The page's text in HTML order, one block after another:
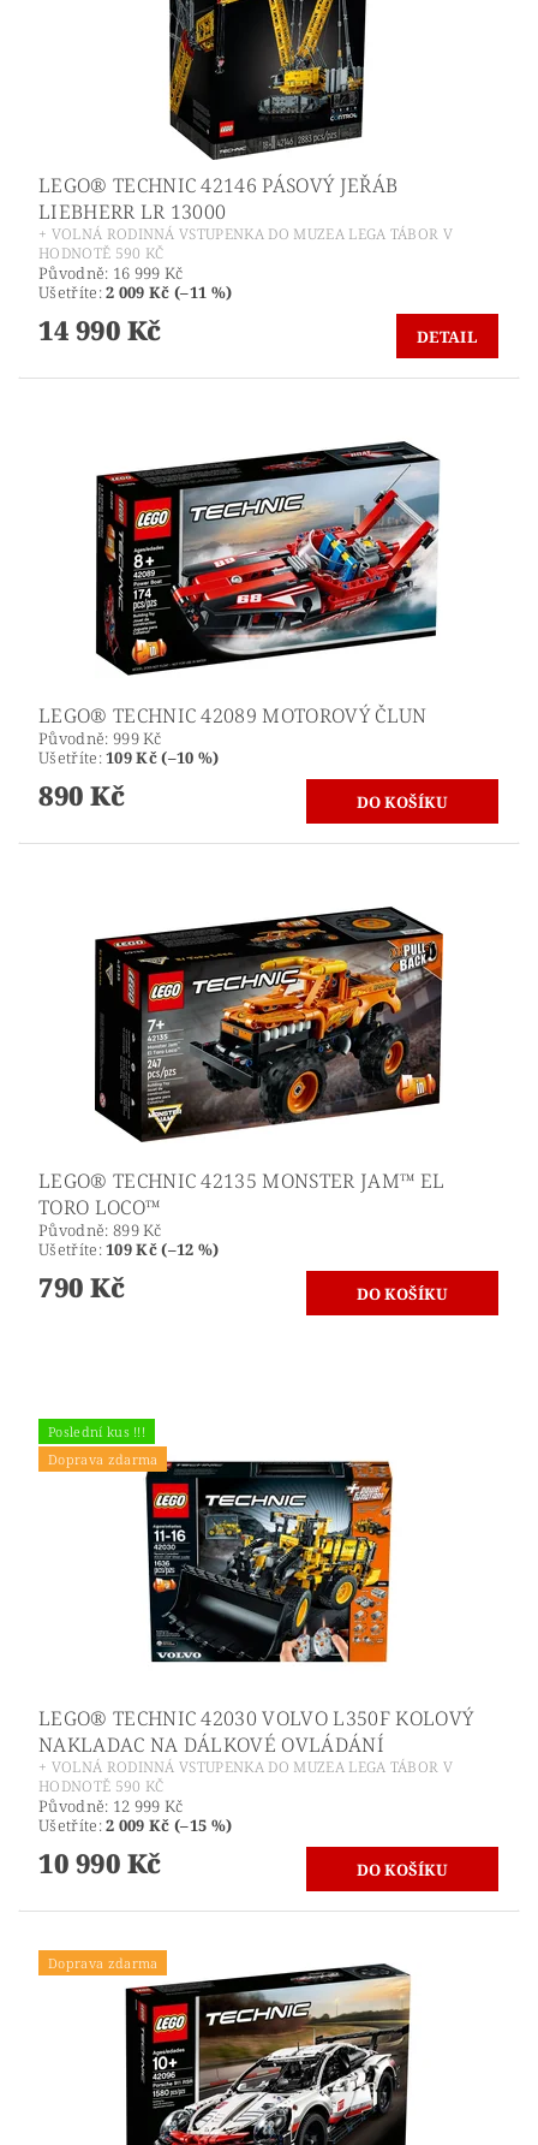
LEGO® TECHNIC 42146 PÁSOVÝ JEŘÁB
LIEBHERR LR 13000
+ VOLNÁ RODINNÁ VSTUPENKA DO MUZEA LEGA TÁBOR V
HODNOTĚ 590 KČ
Původně: 16 999 Kč
Ušetříte:2 009 Kč (–11 %)
14 990 Kč DETAIL
LEGO® TECHNIC 42089 MOTOROVÝ ČLUN
Původně: 999 Kč
Ušetříte:109 Kč (–10 %)
890 Kč
LEGO® TECHNIC 42135 MONSTER JAM™ EL
TORO LOCO™
Původně: 899 Kč
Ušetříte:109 Kč (–12 %)
790 Kč
Poslední kus !!!
Doprava zdarma
LEGO® TECHNIC 42030 VOLVO L350F KOLOVÝ
NAKLADAC NA DÁLKOVÉ OVLÁDÁNÍ
+ VOLNÁ RODINNÁ VSTUPENKA DO MUZEA LEGA TÁBOR V
HODNOTĚ 590 KČ
Původně: 12 999 Kč
Ušetříte:2 009 Kč (–15 %)
10 990 Kč
Doprava zdarma